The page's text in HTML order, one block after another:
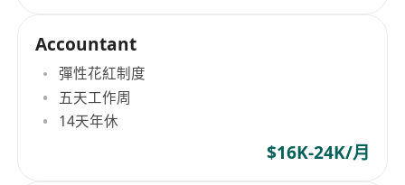
Accountant
彈性花紅制度
五天工作周
14天年休
$16K-24K/月